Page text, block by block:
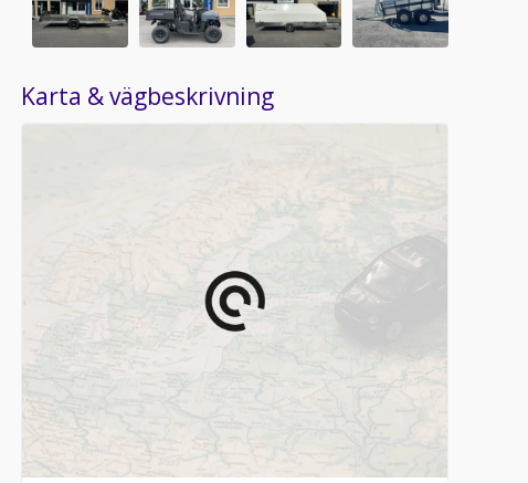
Karta & vägbeskrivning